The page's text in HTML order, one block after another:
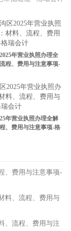
年营业执照办理全
程、费用与注意事项-
年营业执照办理全解
、费用与注意事项-格
、费用与注意事项-
料、流程、费用与
、流程、费用与注